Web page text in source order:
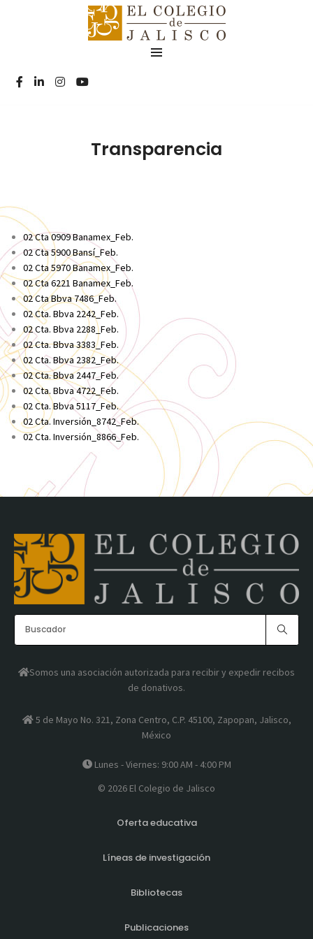
Transparencia
02 Cta 0909 Banamex_Feb.
02 Cta 5900 Bansí_Feb.
02 Cta 5970 Banamex_Feb.
02 Cta 6221 Banamex_Feb.
02 Cta Bbva 7486_Feb.
02 Cta. Bbva 2242_Feb.
02 Cta. Bbva 2288_Feb.
02 Cta. Bbva 3383_Feb.
02 Cta. Bbva 2382_Feb.
02 Cta. Bbva 2447_Feb.
02 Cta. Bbva 4722_Feb.
02 Cta. Bbva 5117_Feb.
02 Cta. Inversión_8742_Feb.
02 Cta. Inversión_8866_Feb.
Somos una asociación autorizada para recibir y expedir recibos
de donativos.
5 de Mayo No. 321, Zona Centro, C.P. 45100, Zapopan, Jalisco,
México
Lunes - Viernes: 9:00 AM - 4:00 PM
© 2026 El Colegio de Jalisco
Oferta educativa
Líneas de investigación
Bibliotecas
Publicaciones